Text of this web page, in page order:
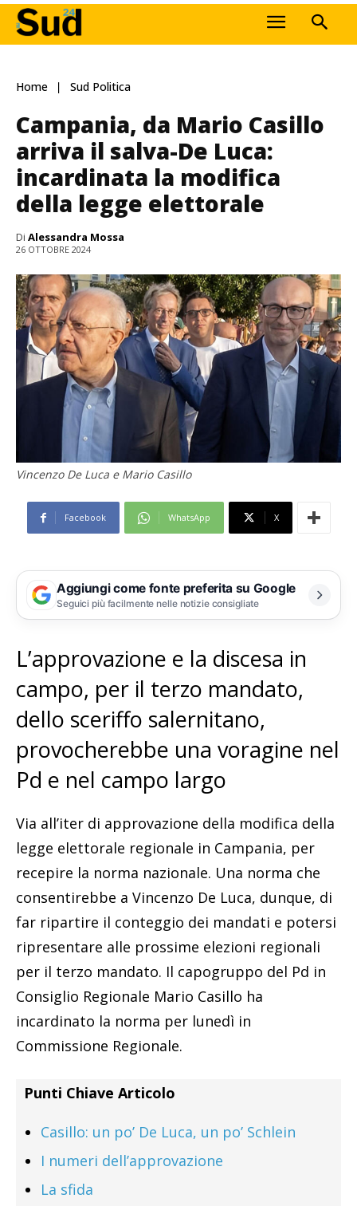
Home Sud Politica
Campania, da Mario Casillo
arriva il salva-De Luca:
incardinata la modifica
della legge elettorale
Di Alessandra Mossa
26 OTTOBRE 2024
Vincenzo De Luca e Mario Casillo
Facebook WhatsApp X
Aggiungi come fonte preferita su Google
Seguici più facilmente nelle notizie consigliate
L’approvazione e la discesa in
campo, per il terzo mandato,
dello sceriffo salernitano,
provocherebbe una voragine nel
Pd e nel campo largo
Via all’iter di approvazione della modifica della
legge elettorale regionale in Campania, per
recepire la norma nazionale. Una norma che
consentirebbe a Vincenzo De Luca, dunque, di
far ripartire il conteggio dei mandati e potersi
ripresentare alle prossime elezioni regionali
per il terzo mandato. Il capogruppo del Pd in
Consiglio Regionale Mario Casillo ha
incardinato la norma per lunedì in
Commissione Regionale.
Punti Chiave Articolo
Casillo: un po’ De Luca, un po’ Schlein
I numeri dell’approvazione
La sfida